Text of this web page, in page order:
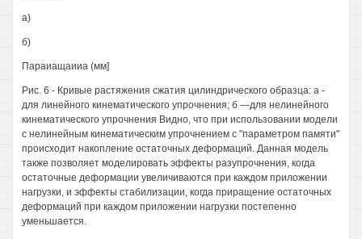
а)
б)
Параиащаииа (мм]
Рис. 6 - Кривые растяжения сжатия цилиндрического образца: а -
для линейного кинематического упрочнения; б —для нелинейного
кинематического упрочнения Видно, что при использовании модели
с нелинейным кинематическим упрочнением с "параметром памяти"
происходит накопление остаточных деформаций. Данная модель
также позволяет моделировать эффекты разупрочнения, когда
остаточные деформации увеличиваются при каждом приложении
нагрузки, и эффекты стабилизации, когда приращение остаточных
деформаций при каждом приложении нагрузки постепенно
уменьшается.